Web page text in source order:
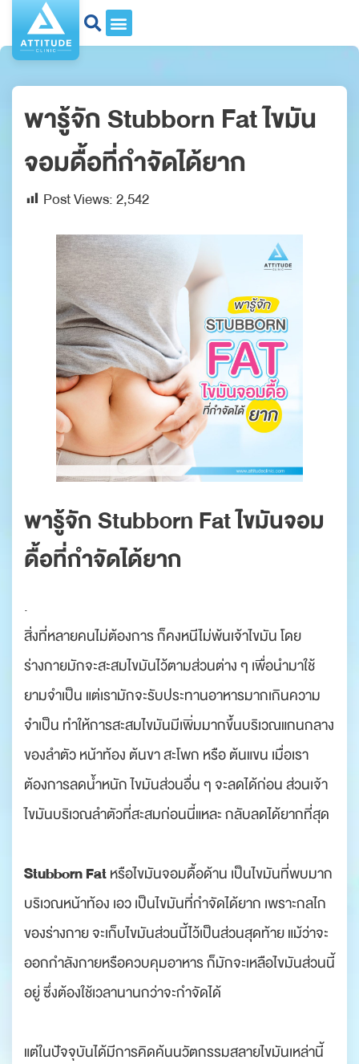
พารู้จัก Stubborn Fat ไขมัน
จอมดื้อที่กำจัดได้ยาก
Post Views:2,542
พารู้จัก Stubborn Fat ไขมันจอม
ดื้อที่กำจัดได้ยาก
.
สิ่งที่หลายคนไม่ต้องการ ก็คงหนีไม่พ้นเจ้าไขมัน โดย
ร่างกายมักจะสะสมไขมันไว้ตามส่วนต่าง ๆ เพื่อนำมาใช้
ยามจำเป็น แต่เรามักจะรับประทานอาหารมากเกินความ
จำเป็น ทำให้การสะสมไขมันมีเพิ่มมากขึ้นบริเวณแกนกลาง
ของลำตัว หน้าท้อง ต้นขา สะโพก หรือ ต้นแขน เมื่อเรา
ต้องการลดน้ำหนัก ไขมันส่วนอื่น ๆ จะลดได้ก่อน ส่วนเจ้า
ไขมันบริเวณลำตัวที่สะสมก่อนนี่แหละ กลับลดได้ยากที่สุด
Stubborn Fatหรือไขมันจอมดื้อด้าน เป็นไขมันที่พบมาก
บริเวณหน้าท้อง เอว เป็นไขมันที่กำจัดได้ยาก เพราะกลไก
ของร่างกาย จะเก็บไขมันส่วนนี้ไว้เป็นส่วนสุดท้าย แม้ว่าจะ
ออกกำลังกายหรือควบคุมอาหาร ก็มักจะเหลือไขมันส่วนนี้
อยู่ ซึ่งต้องใช้เวลานานกว่าจะกำจัดได้
แต่ในปัจจุบันได้มีการคิดค้นนวัตกรรมสลายไขมันเหล่านี้